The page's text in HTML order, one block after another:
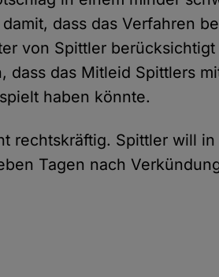
dass das Verfahren
von Spittler
dass das Mitleid Spittlers
haben könnte.
rechtskräftig. Spittler will
Tagen nach